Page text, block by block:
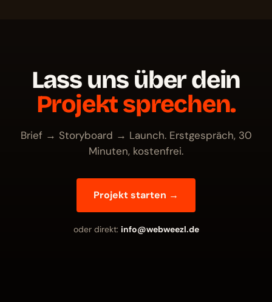
Lass uns über dein
Projekt sprechen.
Brief → Storyboard → Launch. Erstgespräch, 30
Minuten, kostenfrei.
Projekt starten →
oder direkt: info@webweezl.de